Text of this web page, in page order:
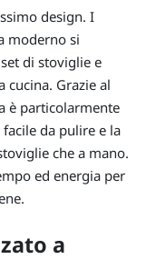
design. I
moderno si
di stoviglie e
cucina. Grazie al
è particolarmente
da pulire e la
che a mano.
ed energia per
a